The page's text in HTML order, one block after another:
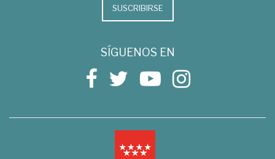
SUSCRIBIRSE
SÍGUENOS EN